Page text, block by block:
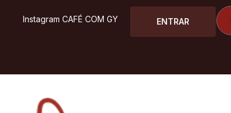
Instagram CAFÉ COM GY ENTRAR